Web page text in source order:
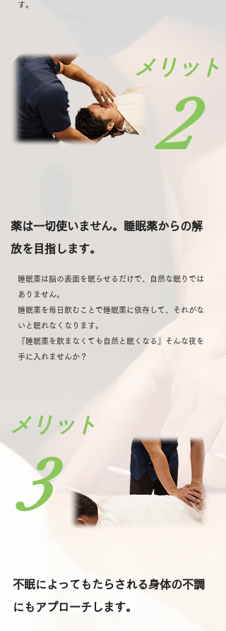
す。
2
​メリット
薬は一切使いません。睡眠薬からの解
放を目指します。
睡眠薬は脳の表面を眠らせるだけで、自然な眠りでは
ありません。
睡眠薬を毎日飲むことで睡眠薬に依存して、それがな
いと眠れなくなります。
『睡眠薬を飲まなくても自然と眠くなる』そんな夜を
手に入れませんか？
3
​メリット
不眠によってもたらされる身体の不調
にもアプローチします。